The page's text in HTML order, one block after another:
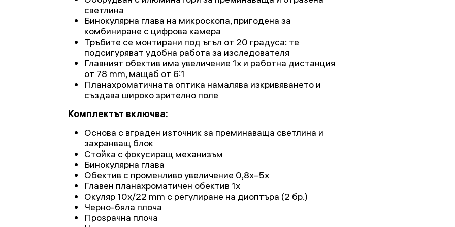
светлина
Бинокулярна глава на микроскопа, пригодена за
комбиниране с цифрова камера
Тръбите се монтирани под ъгъл от 20 градуса: те
подсигуряват удобна работа за изследователя
Главният обектив има увеличение 1x и работна дистанция
от 78 mm, мащаб от 6:1
Планахроматичната оптика намалява изкривяването и
създава широко зрително поле
Комплектът включва:
Основа с вграден източник за преминаваща светлина и
захранващ блок
Стойка с фокусиращ механизъм
Бинокулярна глава
Обектив с променливо увеличение 0,8х–5х
Главен планахроматичен обектив 1x
Окуляр 10x/22 mm с регулиране на диоптъра (2 бр.)
Черно-бяла плоча
Прозрачна плоча